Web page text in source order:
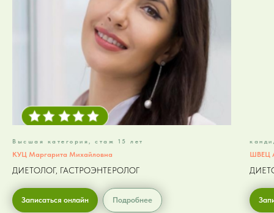
Высшая категория, стаж 15 лет
КУЦ Маргарита Михайловна
ДИЕТОЛОГ, ГАСТРОЭНТЕРОЛОГ
Записаться онлайн Подробнее
ШВЕЦ